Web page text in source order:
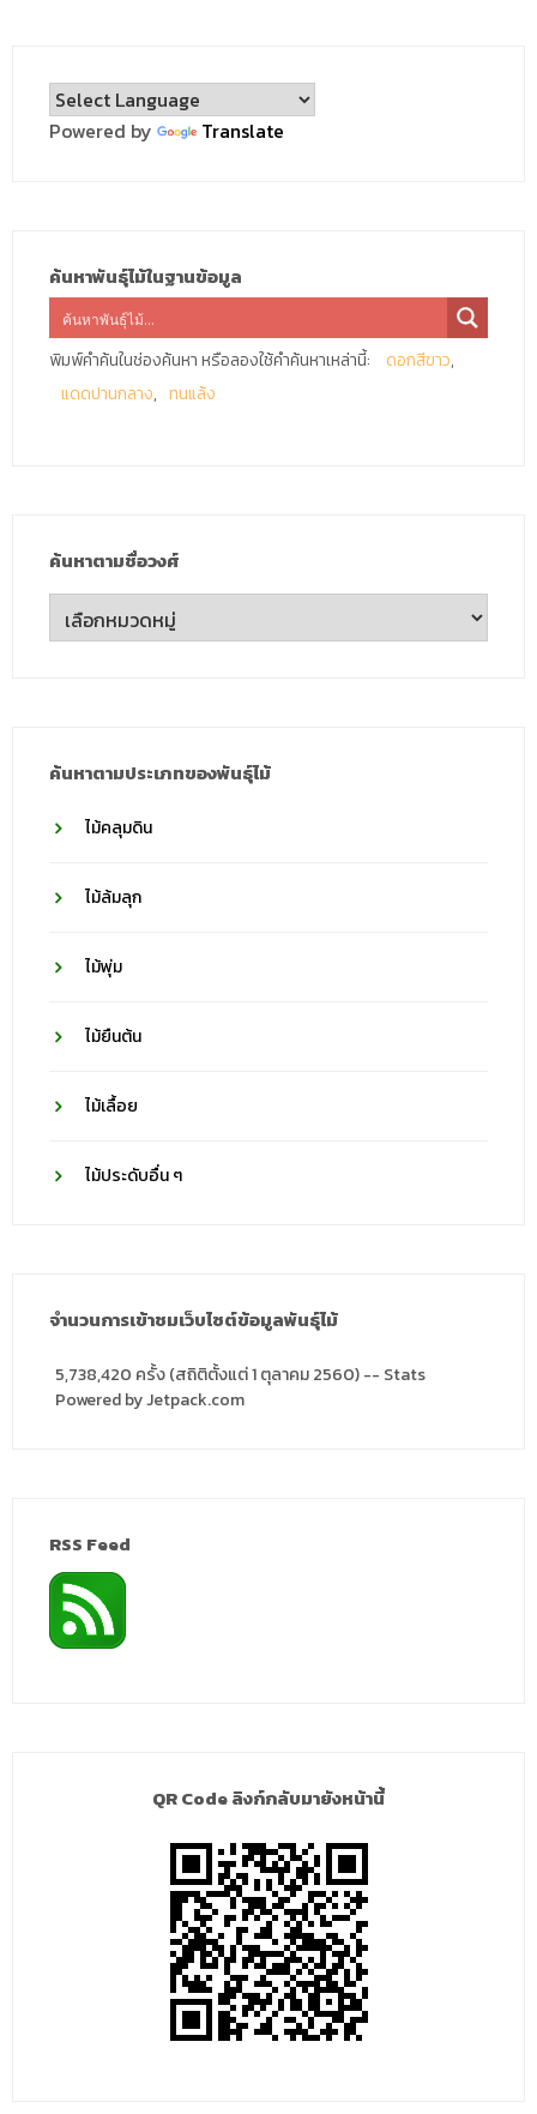
Powered by Translate
ค้นหาพันธุ์ไม้ในฐานข้อมูล
พิมพ์คำค้นในช่องค้นหา หรือลองใช้คำค้นหาเหล่านี้:
ดอกสีขาว
แดดปานกลาง
ทนแล้ง
ค้นหาตามชื่อวงศ์
ค้นหา
ตาม
ค้นหาตามประเภทของพันธุ์ไม้
ไม้คลุมดิน
ไม้ล้มลุก
ไม้พุ่ม
ไม้ยืนต้น
ไม้เลื้อย
ไม้ประดับอื่น ๆ
จำนวนการเข้าชมเว็บไซต์ข้อมูลพันธุ์ไม้
5,738,420 ครั้ง (สถิติตั้งแต่ 1 ตุลาคม 2560) -- Stats
Powered by Jetpack.com
RSS Feed
QR Code ลิงก์กลับมายังหน้านี้